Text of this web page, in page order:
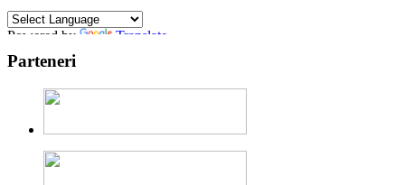
Powered by Translate
Parteneri